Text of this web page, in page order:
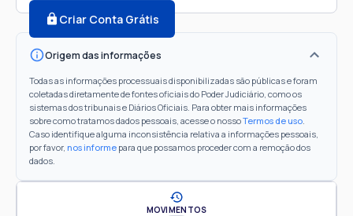
Criar Conta Grátis
Origem das informações
Todas as informações processuais disponibilizadas são públicas e foram
coletadas diretamente de fontes oficiais do Poder Judiciário, como os
sistemas dos tribunais e Diários Oficiais. Para obter mais informações
sobre como tratamos dados pessoais, acesse o nossoTermos de uso.
Caso identifique alguma inconsistência relativa a informações pessoais,
por favor, nos informe para que possamos proceder com a remoção dos
dados.
MOVIMENTOS